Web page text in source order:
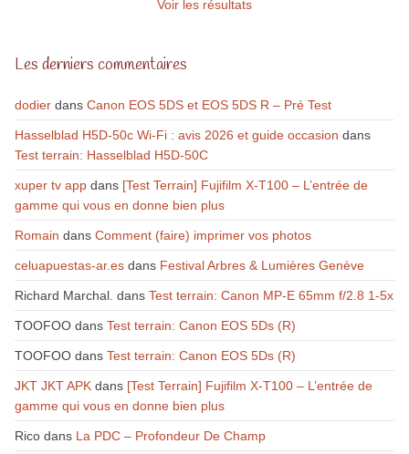
Voir les résultats
Les derniers commentaires
dodierdans Canon EOS 5DS et EOS 5DS R – Pré Test
Hasselblad H5D-50c Wi-Fi : avis 2026 et guide occasion dans
Test terrain: Hasselblad H5D-50C
xuper tv appdans [Test Terrain] Fujifilm X-T100 – L’entrée de
gamme qui vous en donne bien plus
Romain dans Comment (faire) imprimer vos photos
celuapuestas-ar.esdans Festival Arbres & Lumières Genève
Richard Marchal. dans Test terrain: Canon MP-E 65mm f/2.8 1-5x
TOOFOOdans Test terrain: Canon EOS 5Ds (R)
TOOFOOdans Test terrain: Canon EOS 5Ds (R)
JKT JKT APKdans [Test Terrain] Fujifilm X-T100 – L’entrée de
gamme qui vous en donne bien plus
Ricodans La PDC – Profondeur De Champ